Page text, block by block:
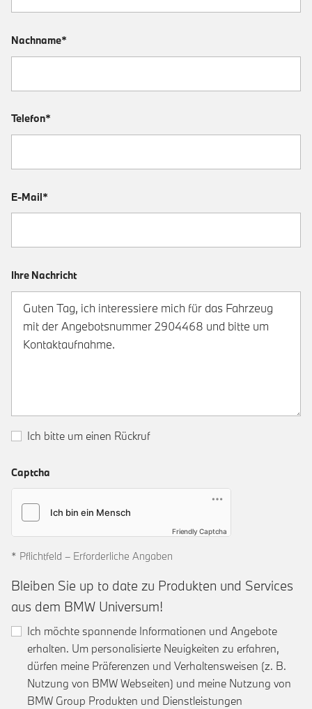
Nachname*
Telefon*
E-Mail*
Ihre Nachricht
Ich bitte um einen Rückruf
Captcha
Friendly Captcha
* Pflichtfeld – Erforderliche Angaben
Bleiben Sie up to date zu Produkten und Services
aus dem BMW Universum!
Ich möchte spannende Informationen und Angebote
erhalten. Um personalisierte Neuigkeiten zu erfahren,
dürfen meine Präferenzen und Verhaltensweisen (z. B.
Nutzung von BMW Webseiten) und meine Nutzung von
BMW Group Produkten und Dienstleistungen